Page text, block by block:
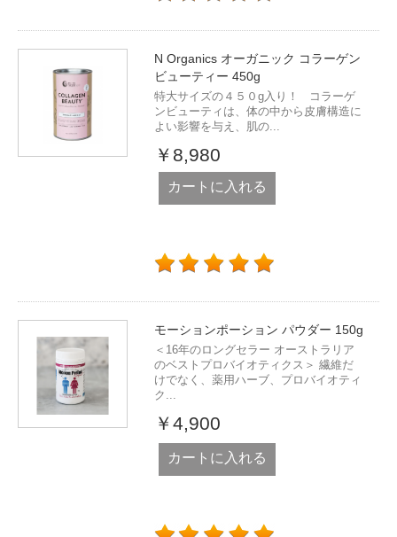
N Organics オーガニック コラーゲン
ビューティー 450g
特大サイズの４５０g入り！ コラーゲ
ンビューティは、体の中から皮膚構造に
よい影響を与え、肌の...
￥8,980
カートに入れる
モーションポーション パウダー 150g
＜16年のロングセラー オーストラリア
のベストプロバイオティクス＞ 繊維だ
けでなく、薬用ハーブ、プロバイオティ
ク...
￥4,900
カートに入れる